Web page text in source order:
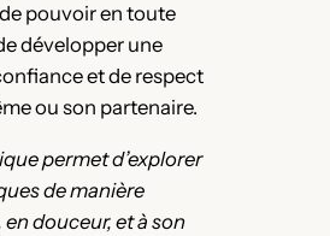
pouvoir en toute
développer une
et de respect
ou son partenaire.
permet d’explorer
de manière
douceur, et à son